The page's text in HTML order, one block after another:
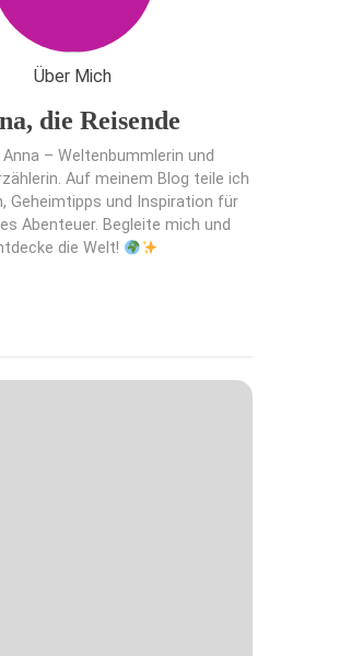
Über Mich
die Reisende
Anna – Weltenbummlerin und
Auf meinem Blog teile ich
Geheimtipps und Inspiration für
Abenteuer. Begleite mich und
die Welt!